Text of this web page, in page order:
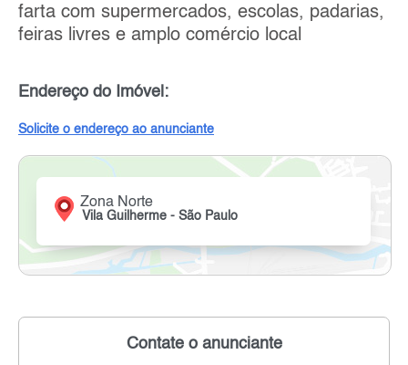
farta com supermercados, escolas, padarias,
feiras livres e amplo comércio local
Endereço do Imóvel:
Solicite o endereço ao anunciante
Zona Norte
Vila Guilherme - São Paulo
Contate o anunciante